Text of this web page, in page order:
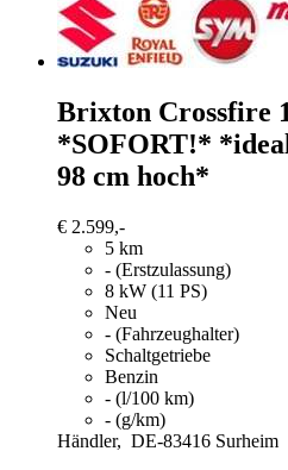
Brixton Crossfire
*SOFORT!*
98 cm hoch*
€ 2.599,-
5 km
- (Erstzulassung)
8 kW (11 PS)
Neu
- (Fahrzeughalter)
Schaltgetriebe
Benzin
- (l/100 km)
- (g/km)
Händler, DE-83416 Surheim